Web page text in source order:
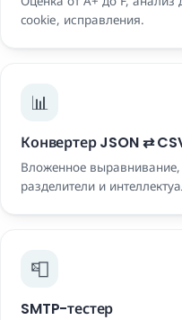
cookie, исправления.
📊
Конвертер JSON ⇄
Вложенное выравнивание,
разделители и
📮
SMTP-тестер